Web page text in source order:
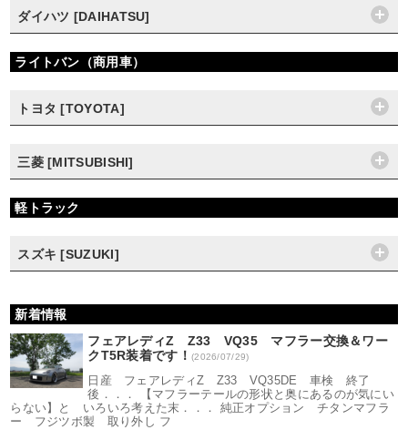
ダイハツ [DAIHATSU]
ライトバン（商用車）
トヨタ [TOYOTA]
三菱 [MITSUBISHI]
軽トラック
スズキ [SUZUKI]
新着情報
フェアレディZ Z33 VQ35 マフラー交換＆ワー
クT5R装着です！ (2026/07/29)
日産 フェアレディZ Z33 VQ35DE 車検 終了
後．．． 【マフラーテールの形状と奥にあるのが気にい
らない】と いろいろ考えた末．．． 純正オプション チタンマフラ
ー フジツボ製 取り外し フ